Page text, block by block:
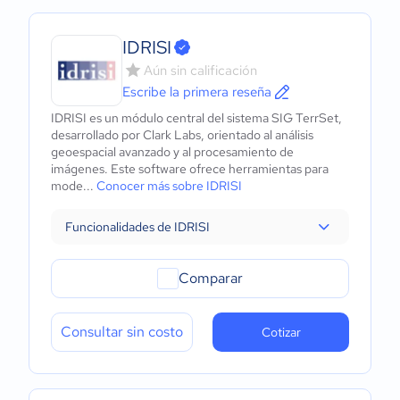
IDRISI
Aún sin calificación
Escribe la primera reseña
IDRISI es un módulo central del sistema SIG TerrSet,
desarrollado por Clark Labs, orientado al análisis
geoespacial avanzado y al procesamiento de
imágenes. Este software ofrece herramientas para
mode... Conocer más sobre IDRISI
Funcionalidades de IDRISI
Comparar
Consultar sin costo Cotizar